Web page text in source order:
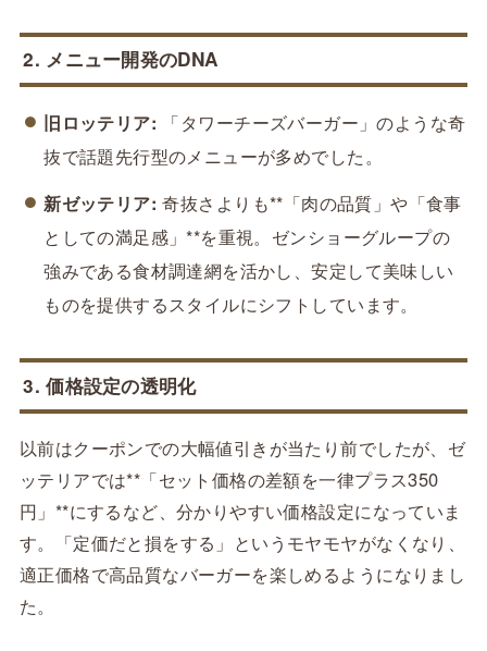
2. メニュー開発のDNA
旧ロッテリア: 「タワーチーズバーガー」のような奇
抜で話題先行型のメニューが多めでした。
新ゼッテリア: 奇抜さよりも**「肉の品質」や「食事
としての満足感」**を重視。ゼンショーグループの
強みである食材調達網を活かし、安定して美味しい
ものを提供するスタイルにシフトしています。
3. 価格設定の透明化
以前はクーポンでの大幅値引きが当たり前でしたが、ゼ
ッテリアでは**「セット価格の差額を一律プラス350
円」**にするなど、分かりやすい価格設定になっていま
す。「定価だと損をする」というモヤモヤがなくなり、
適正価格で高品質なバーガーを楽しめるようになりまし
た。